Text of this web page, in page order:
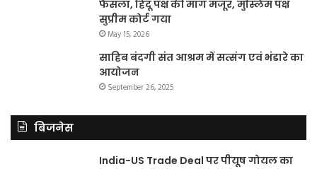
फैसला, हिंदू पक्ष की मांग मंजूर, मुस्लिम पक्ष
सुप्रीम कोर्ट गया
May 15, 2026
साहिब बंदगी संत आश्रम में सत्संग एवं भंडारे का
आयोजन
September 26, 2025
बिजनेस
India-US Trade Deal पर पीयूष गोयल का